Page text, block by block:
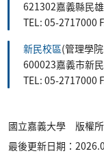
621302嘉義縣民
TEL: 05-2717000
新民校區(管理學
600023嘉義市新
TEL: 05-2717000
國立嘉義大學 版權
最後更新日期：